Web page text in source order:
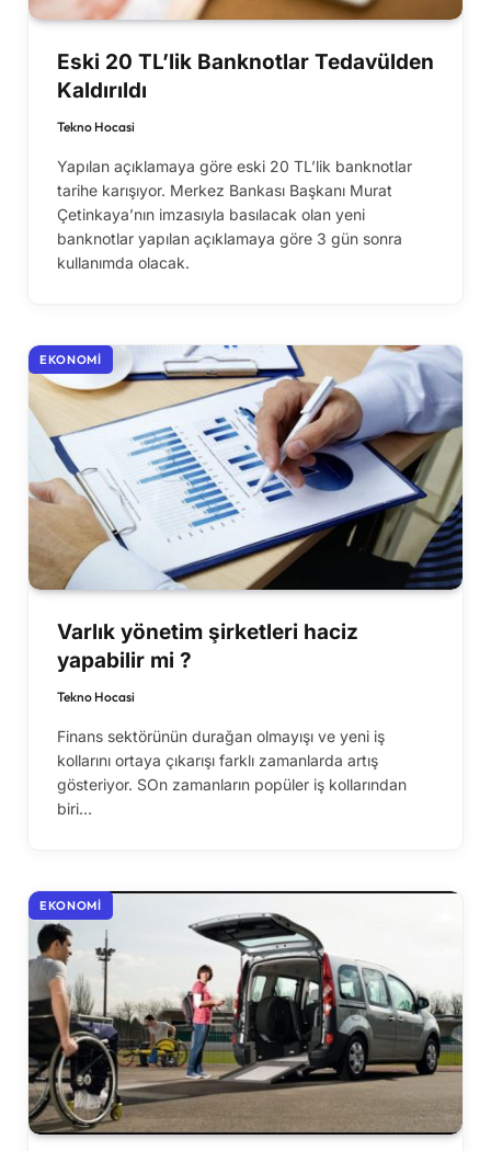
Eski 20 TL’lik Banknotlar Tedavülden
Kaldırıldı
Tekno Hocasi
Yapılan açıklamaya göre eski 20 TL’lik banknotlar
tarihe karışıyor. Merkez Bankası Başkanı Murat
Çetinkaya’nın imzasıyla basılacak olan yeni
banknotlar yapılan açıklamaya göre 3 gün sonra
kullanımda olacak.
EKONOMI
Varlık yönetim şirketleri haciz
yapabilir mi ?
Tekno Hocasi
Finans sektörünün durağan olmayışı ve yeni iş
kollarını ortaya çıkarışı farklı zamanlarda artış
gösteriyor. SOn zamanların popüler iş kollarından
biri…
EKONOMI